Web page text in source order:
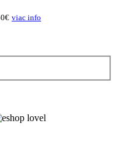
viac info